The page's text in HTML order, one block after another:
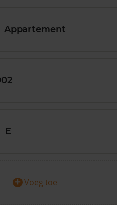
Appartement
E
+ Voeg toe